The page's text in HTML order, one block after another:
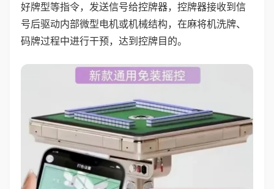
好牌型等指令，发送信号给控牌器，控牌器接收到信
号后驱动内部微型电机或机械结构，在麻将机洗牌、
码牌过程中进行干预，达到控牌目的。